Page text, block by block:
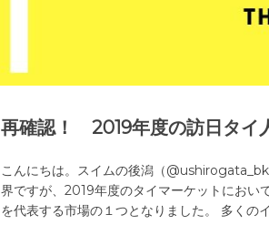
再確認！ 2019年度の訪日タイ
こんにちは。スイムの後潟（
界ですが、2019年度のタイマーケットにおい
を代表する市場の１つとなりました。 多くの